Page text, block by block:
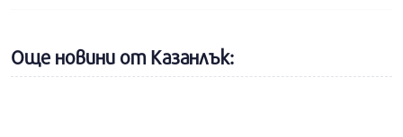
Още новини от Казанлък: